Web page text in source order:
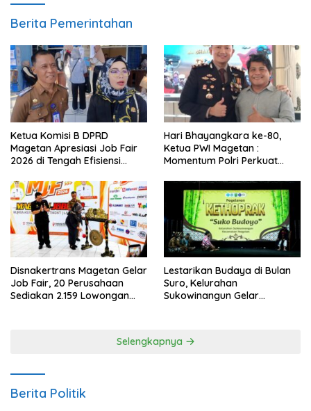
Berita Pemerintahan
Ketua Komisi B DPRD
Magetan Apresiasi Job Fair
2026 di Tengah Efisiensi
Hari Bhayangkara ke-80,
Ketua PWI Magetan :
Momentum Polri Perkuat
Disnakertrans Magetan Gelar
Job Fair, 20 Perusahaan
Sediakan 2.159 Lowongan
Lestarikan Budaya di Bulan
Suro, Kelurahan
Sukowinangun Gelar
Selengkapnya
Berita Politik